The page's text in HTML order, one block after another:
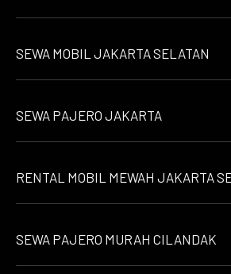
SEWA MOBIL JAKARTA SELATAN
SEWA PAJERO JAKARTA
RENTAL MOBIL MEWAH JAKARTA
SEWA PAJERO MURAH CILANDAK